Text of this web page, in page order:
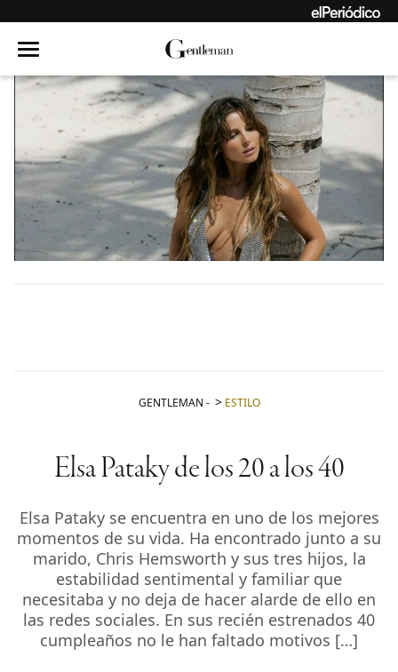
GENTLEMAN - ESTILO
Elsa Pataky de los 20 a los 40
Elsa Pataky se encuentra en uno de los mejores
momentos de su vida. Ha encontrado junto a su
marido, Chris Hemsworth y sus tres hijos, la
estabilidad sentimental y familiar que
necesitaba y no deja de hacer alarde de ello en
las redes sociales. En sus recién estrenados 40
cumpleaños no le han faltado motivos […]